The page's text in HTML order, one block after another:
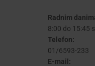
Radnim
8:00 do 15:45
Telefon:
01/6593-233
E-mail: